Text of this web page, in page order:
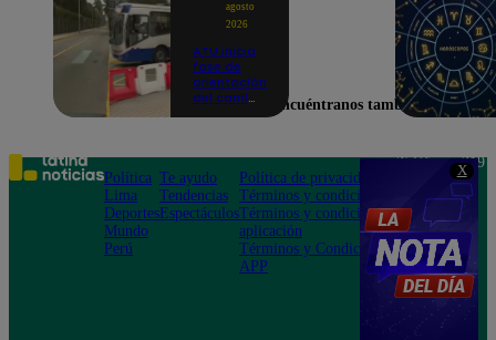
X
agosto
2026
ATU inicia
fase de
orientación
del carril
Azul en la
av.
Arequipa |
VIDEO
Encuéntranos también en
Política
Lima
Deportes
Mundo
Perú
Te ayudo
Tendencias
Espectáculos
Política de privacidad
Términos y condiciones
Términos y condiciones
aplicación
Términos y Condiciones
APP
Teléfono: 219
Av. San
Felipe 968
Jesús María